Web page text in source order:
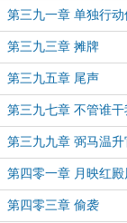
第三九一章 单独行动
孩
第三九三章 摊牌
第三九五章 尾声
第三九七章 不管谁
第三九九章 弼马温
利
第四零一章 月映红殿
第四零三章 偷袭